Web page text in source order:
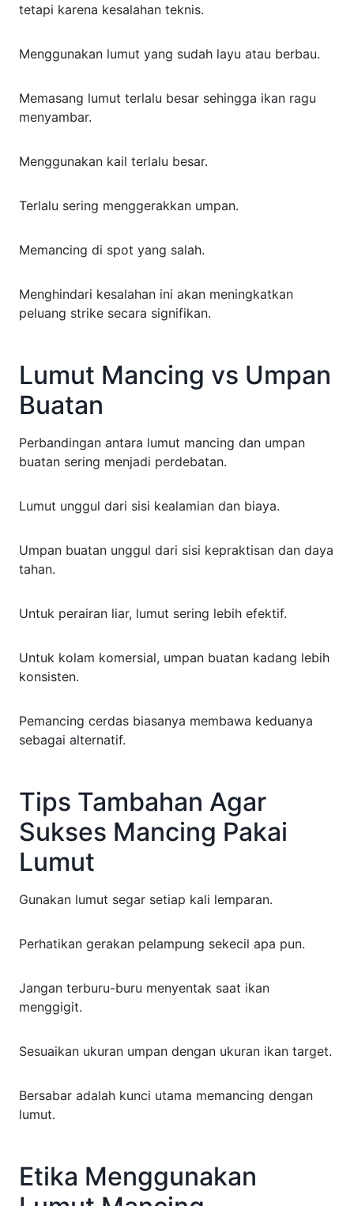
tetapi karena kesalahan teknis.
Menggunakan lumut yang sudah layu atau berbau.
Memasang lumut terlalu besar sehingga ikan ragu
menyambar.
Menggunakan kail terlalu besar.
Terlalu sering menggerakkan umpan.
Memancing di spot yang salah.
Menghindari kesalahan ini akan meningkatkan
peluang strike secara signifikan.
Lumut Mancing vs Umpan
Buatan
Perbandingan antara lumut mancing dan umpan
buatan sering menjadi perdebatan.
Lumut unggul dari sisi kealamian dan biaya.
Umpan buatan unggul dari sisi kepraktisan dan daya
tahan.
Untuk perairan liar, lumut sering lebih efektif.
Untuk kolam komersial, umpan buatan kadang lebih
konsisten.
Pemancing cerdas biasanya membawa keduanya
sebagai alternatif.
Tips Tambahan Agar
Sukses Mancing Pakai
Lumut
Gunakan lumut segar setiap kali lemparan.
Perhatikan gerakan pelampung sekecil apa pun.
Jangan terburu-buru menyentak saat ikan
menggigit.
Sesuaikan ukuran umpan dengan ukuran ikan target.
Bersabar adalah kunci utama memancing dengan
lumut.
Etika Menggunakan